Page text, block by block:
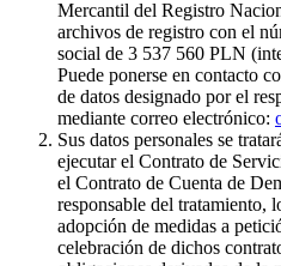
Mercantil del Registro
archivos de registro con el
social de 3 537 560 PLN
Puede ponerse en contacto
de datos designado por el
mediante correo electrónico:
Sus datos personales se
ejecutar el Contrato de
el Contrato de Cuenta de
responsable del tratamiento,
adopción de medidas a
celebración de dichos